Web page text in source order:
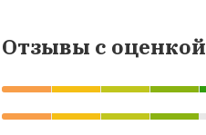
Отзывы с оценкой